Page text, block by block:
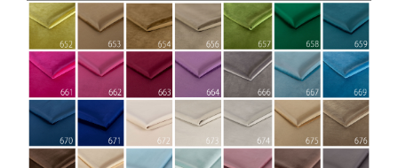
Tagesdecken. Der Stoff ist antibakteriell zertifiziert.